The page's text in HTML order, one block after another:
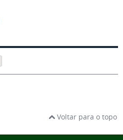
Voltar para o topo